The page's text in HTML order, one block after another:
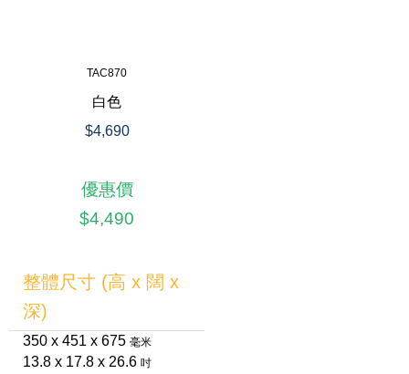
TAC870
白色
$4,690
優惠價
$4,490
整體尺寸 (高 x 闊 x
深)
350 x 451 x 675 毫米
13.8 x 17.8 x 26.6 吋